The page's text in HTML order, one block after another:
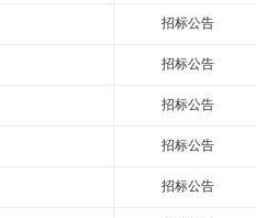
招标公告
招标公告
招标公告
招标公告
招标公告